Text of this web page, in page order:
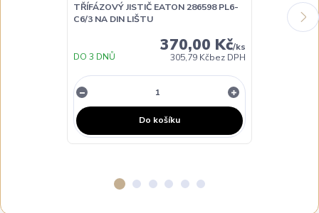
TŘÍFÁZOVÝ JISTIČ EATON 286598 PL6-
C6/3 NA DIN LIŠTU
370,00 Kč/ks
305,79 Kčbez DPH
DO 3 DNŮ
Do košíku
TŘÍFÁZOVÝ
C16/3 NA